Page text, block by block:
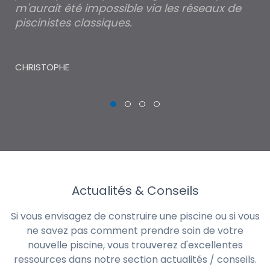
m'aurait été impossible via les réseaux de
piscinistes classiques.
CHRISTOPHE
Actualités & Conseils
Si vous envisagez de construire une piscine ou si vous
ne savez pas comment prendre soin de votre
nouvelle piscine, vous trouverez d'excellentes
ressources dans notre section actualités / conseils.